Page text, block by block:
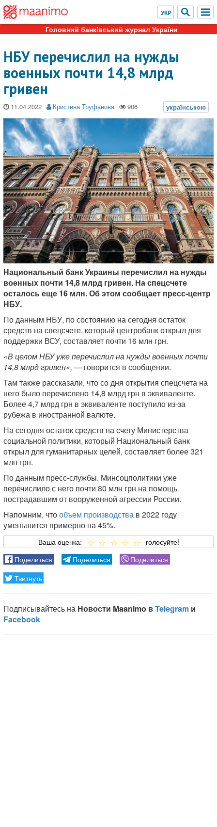
Головний банківський журнал України
НБУ перечислил на нужды
военных почти 14,8 млрд
гривен
11.04.2022 Кристина Труфанова
Национальный банк Украины перечислил на нужды
военных почти 14,8 млрд гривен. На спецсчете
осталось еще 16 млн. Об этом сообщает пресс-центр
НБУ.
По данным НБУ, по состоянию на сегодня остаток
средств на спецсчете, который центробанк открыл для
поддержки ВСУ, составляет почти 16 млн грн.
«В целом НБУ уже перечислил на нужды военных почти
14,8 млрд гривен», — говорится в сообщении.
Там также рассказали, что со дня открытия спецсчета на
него было перечислено 14,8 млрд грн в эквиваленте.
Более 4,7 млрд грн в эквиваленте поступило из-за
рубежа в иностранной валюте.
На сегодня остаток средств на счету Министерства
социальной политики, который Национальный банк
открыл для гуманитарных целей, составляет более 321
млн грн.
По данным пресс-службы, Минсоцполитики уже
перечислило с него почти 80 млн грн на помощь
пострадавшим от вооруженной агрессии России.
Напомним, чтообъем производства в 2022 году
уменьшится примерно на 45%.